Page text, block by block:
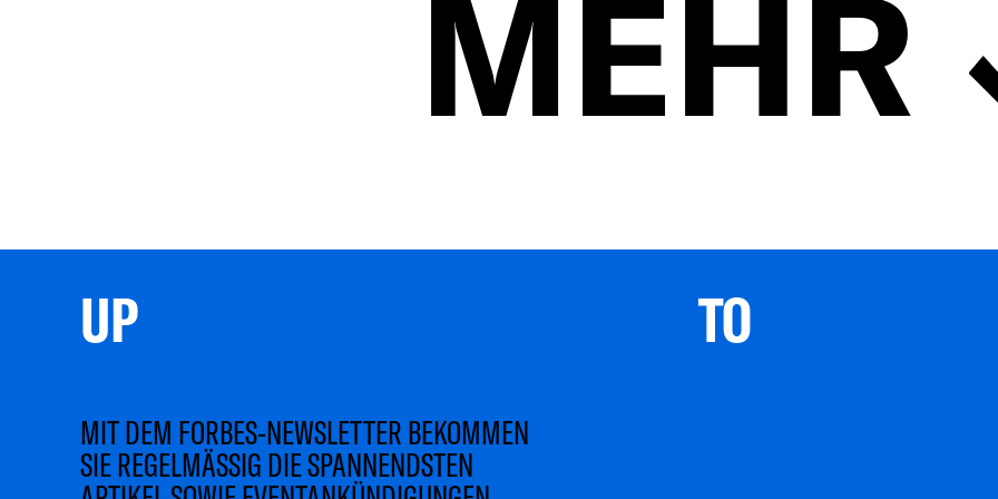
MEHR
UP TO
MIT DEM FORBES-NEWSLETTER BEKOMMEN
SIE REGELMÄSSIG DIE SPANNENDSTEN